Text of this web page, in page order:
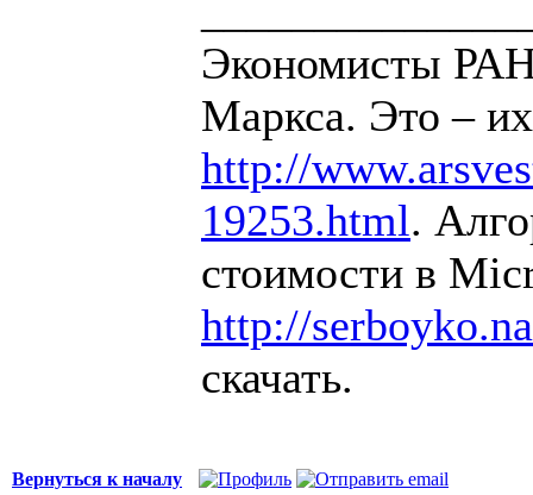
Экономисты
Маркса. Это –
http://
19253.html.
стоимости в
http://
скачать.
Вернуться к началу